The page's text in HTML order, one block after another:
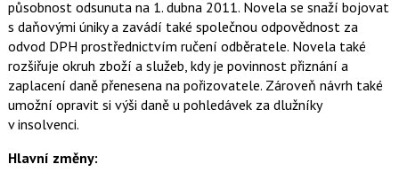
působnost odsunuta na 1. dubna 2011. Novela se snaží bojovat
s daňovými úniky a zavádí také společnou odpovědnost za
odvod DPH prostřednictvím ručení odběratele. Novela také
rozšiřuje okruh zboží a služeb, kdy je povinnost přiznání a
zaplacení daně přenesena na pořizovatele. Zároveň návrh také
umožní opravit si výši daně u pohledávek za dlužníky
v insolvenci.
Hlavní změny: